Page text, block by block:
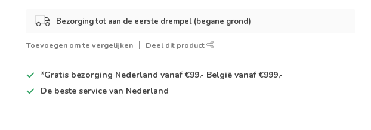
Bezorging tot aan de eerste drempel (begane grond)
Toevoegen om te vergelijken Deel dit product
*Gratis bezorging Nederland vanaf €99.- België vanaf €999,-
De beste service van Nederland